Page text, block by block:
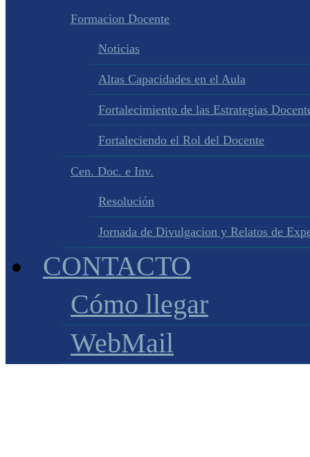
Formacion Docente
Noticias
Altas Capacidades en el Aula
Fortalecimiento de las Estrategias
Fortaleciendo el Rol del Docente
Cen. Doc. e Inv.
Resolución
Jornada de Divulgacion y Relatos de
CONTACTO
Cómo llegar
WebMail